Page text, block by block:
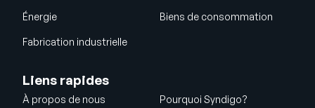
Énergie Biens de consommation
Fabrication industrielle
Liens rapides
À propos de nous Pourquoi Syndigo?